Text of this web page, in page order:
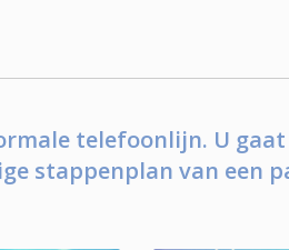
telefoonlijn. U
stappenplan van een